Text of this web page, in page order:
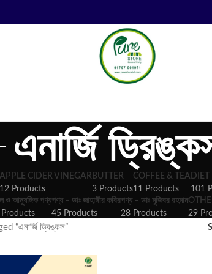
এনার্জি
APPLE CIDER VINEGAR
12 Products
BUTTER
3 Products
COFFEE & TEA
11 Products
DIET
101
ও আনুষঙ্গিক পণ্যপণ্য – ডাঃ জাহাঙ্গীর কবির
45 Products
পণ্য – ডাঃ মুজিবর রহমান
28 Products
29
“এনার্জি ড্রিঙ্কস”